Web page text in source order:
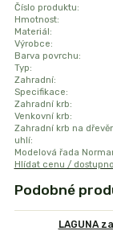
Číslo produktu:
Hmotnost:
Materiál:
Výrobce:
Barva povrchu:
Typ:
Zahradní:
Specifikace:
Zahradní krb:
Venkovní krb:
Zahradní krb na
uhlí:
Modelová řada
Hlídat cenu /
Podobné
LAGUNA